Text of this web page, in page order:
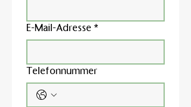
E-Mail-Adresse *
Telefonnummer